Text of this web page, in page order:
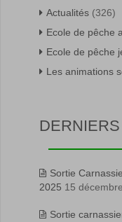
Actualités (326)
Ecole de pêche
Ecole de pêche
Les animations
Sortie
2025 15
Sortie